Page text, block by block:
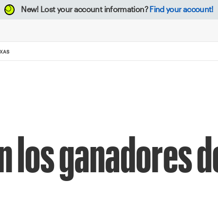
New! Lost your account information? Find your account!
los ganadores